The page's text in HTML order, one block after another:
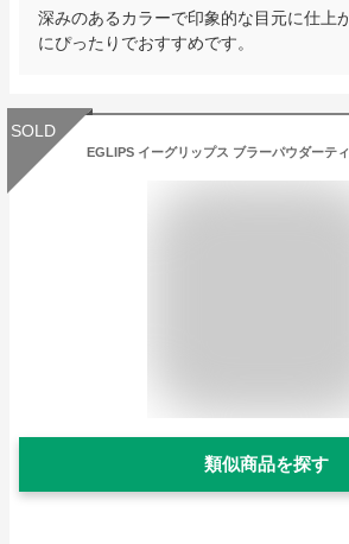
深みのあるカラーで印象的な目元に仕上
にぴったりでおすすめです。
SOLD
類似商品を探す